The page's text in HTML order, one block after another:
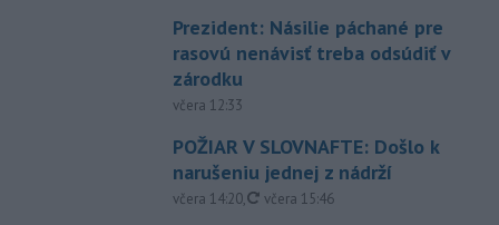
Prezident: Násilie páchané pre
rasovú nenávisť treba odsúdiť v
zárodku
včera 12:33
POŽIAR V SLOVNAFTE: Došlo k
narušeniu jednej z nádrží
včera 14:20, aktualizované
včera 15:46